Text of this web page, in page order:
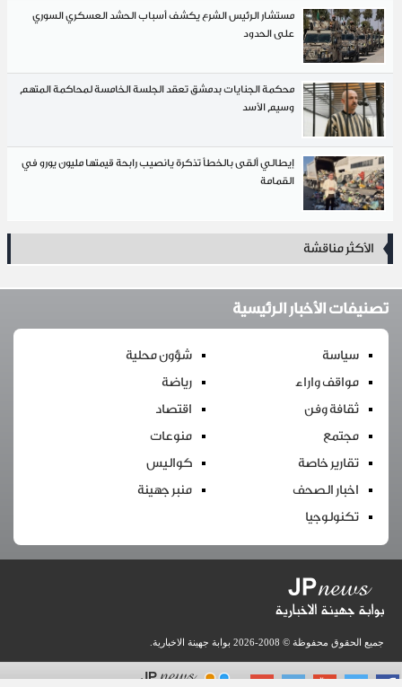
مستشار الرئيس الشرع يكشف أسباب الحشد العسكري السوري
على الحدود
محكمة الجنايات بدمشق تعقد الجلسة الخامسة لمحاكمة المتهم
وسيم الأسد
إيطالي ألقى بالخطأ تذكرة يانصيب رابحة قيمتها مليون يورو في
القمامة
الأكثر مناقشة
تصنيفات الأخبار الرئيسية
سياسة
شؤون محلية
مواقف واراء
رياضة
ثقافة وفن
اقتصاد
مجتمع
منوعات
تقارير خاصة
كواليس
اخبار الصحف
منبر جهينة
تكنولوجيا
جميع الحقوق محفوظة © 2008-2026 بوابة جهينة الاخبارية.